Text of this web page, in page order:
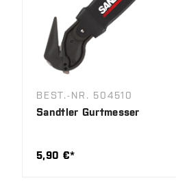
BEST.-NR. 504510
Sandtler Gurtmesser
5,90 €*